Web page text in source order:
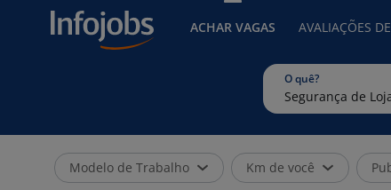
ACHAR VAGAS AVALIAÇÕES
O quê?
Modelo de Trabalho Km de você